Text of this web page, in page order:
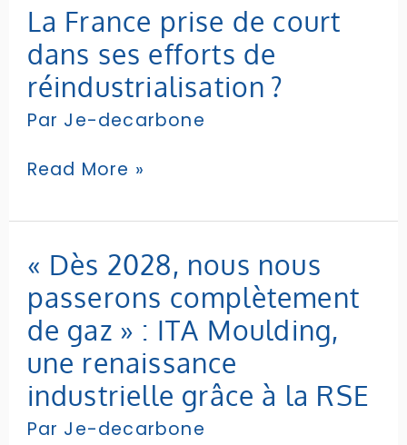
La France prise de court
dans ses efforts de
réindustrialisation ?
Par Je-decarbone
La
France
prise
de
court
dans
efforts
Read More »
« Dès 2028, nous nous
passerons complètement
de gaz » : ITA Moulding,
une renaissance
industrielle grâce à la RSE
Par Je-decarbone
«
Dès
2028,
nous
nous
passerons
complètement
de
gaz